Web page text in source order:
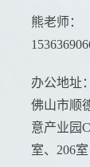
熊老师：
办公地址：
佛山市顺
意产业园
室、206室